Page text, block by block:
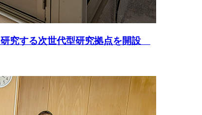
究する次世代型研究拠点を開設